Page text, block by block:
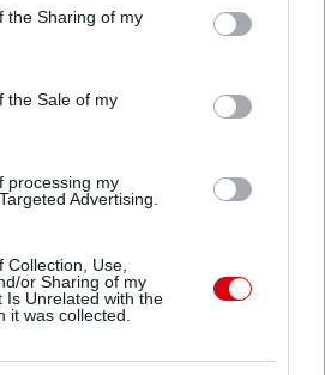
usage behaviour. You may click to
Google and its third-party tags to
specified purposes in below Google
the Sharing of my
the Sale of my
processing my
Advertising.
Use,
or Sharing of my
Is Unrelated with the
it was collected.